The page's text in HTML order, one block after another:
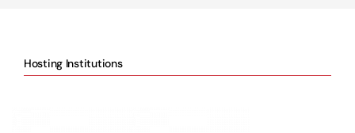
Hosting Institutions